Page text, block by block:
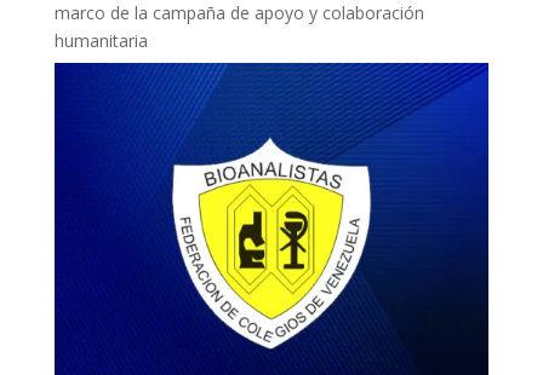
marco de la campaña de apoyo y colaboración
humanitaria